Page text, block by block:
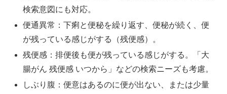
検索意図にも対応。
便通異常：下痢と便秘を繰り返す、便秘が続く、便
が残っている感じがする（残便感）。
残便感：排便後も便が残っている感じがする。「大
腸がん 残便感 いつから」などの検索ニーズも考慮。
しぶり腹：便意はあるのに便が出ない、または少量